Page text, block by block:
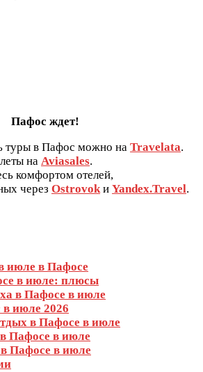
Пафос ждет!
туры в Пафос можно на Travelata.
на Aviasales.
комфортом отелей,
через Ostrovokи Yandex.Travel.
июле в Пафосе
в июле: плюсы
в Пафосе в июле
июле 2026
в Пафосе в июле
Пафосе в июле
Пафосе в июле